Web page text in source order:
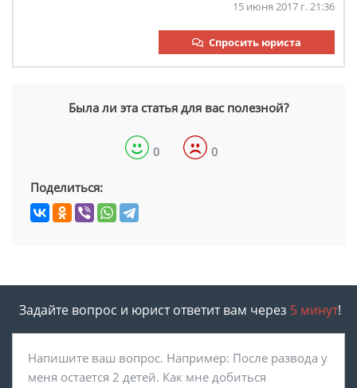
15 июня 2017 г. 21:36
Спросить юриста
Была ли эта статья для вас полезной?
0 0
Поделиться:
Задайте вопрос и юрист ответит вам через 5 минут!